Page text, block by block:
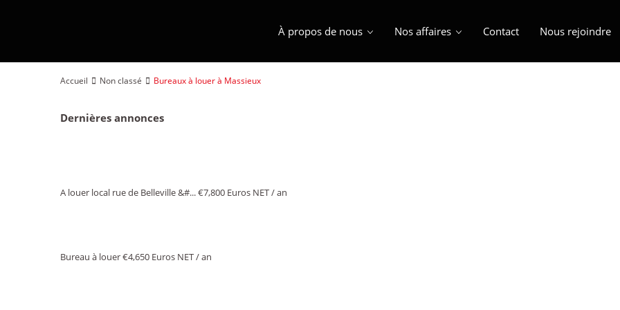
À propos de nous Nos affaires Contact Nous rejoindre
Accueil Non classé Bureaux à louer à Massieux
Dernières annonces
A louer local rue de Belleville &#...€7,800 Euros NET / an
Bureau à louer€4,650 Euros NET / an